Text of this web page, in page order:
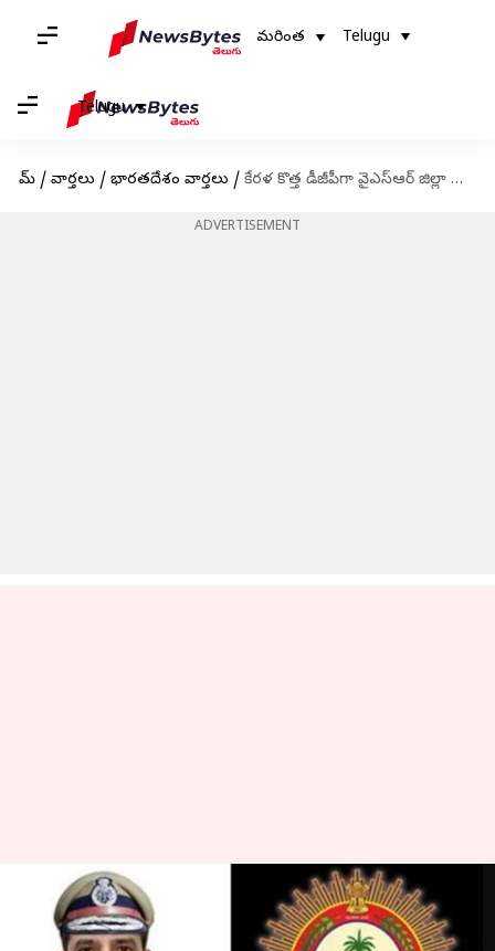
మరింత Telugu
Telugu
హోమ్ / వార్తలు / భారతదేశం వార్తలు / కేరళ కొత్త డీజీపీగా వైఎస్ఆర్‌ జిల్లా వాసి.. నేడు ఛార్జ్ తీసుకోనున్న దర్వేష్ సాహెబ్
ADVERTISEMENT
కేరళ కొత్త డీజీపీగా వైఎస్ఆర్‌ జిల్లా
వాసి.. నేడు ఛార్జ్ తీసుకోనున్న